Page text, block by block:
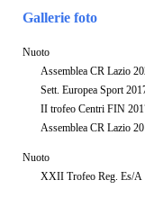
Gallerie foto
Nuoto
Assemblea CR Lazio
Sett. Europea Sport
II trofeo Centri FIN
Assemblea CR Lazio
Nuoto
XXII Trofeo Reg. Es/A